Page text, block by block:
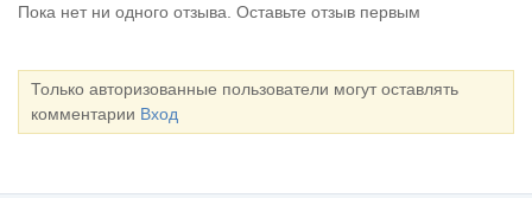
Пока нет ни одного отзыва. Оставьте отзыв первым
Только авторизованные пользователи могут оставлять
комментарии Вход